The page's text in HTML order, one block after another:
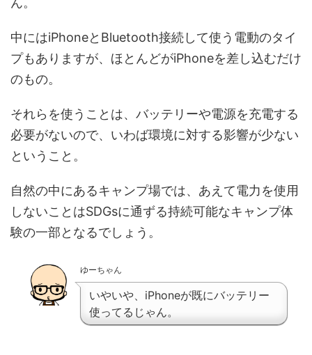
中にはiPhoneとBluetooth接続して使う電動のタイ
プもありますが、ほとんどがiPhoneを差し込むだけ
のもの。
それらを使うことは、バッテリーや電源を充電する
必要がないので、いわば環境に対する影響が少ない
ということ。
自然の中にあるキャンプ場では、あえて電力を使用
しないことはSDGsに通ずる持続可能なキャンプ体
験の一部となるでしょう。
ゆーちゃん
いやいや、iPhoneが既にバッテリー
使ってるじゃん。